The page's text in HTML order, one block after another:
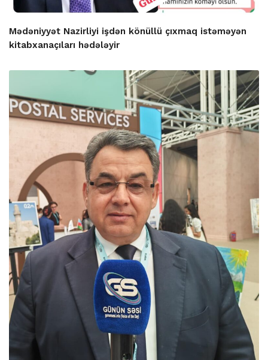
Mədəniyyət Nazirliyi işdən könüllü çıxmaq istəməyən
kitabxanaçıları hədələyir